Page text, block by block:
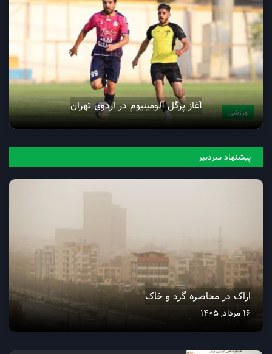
ورزشی آغاز پرگل آلومینیوم در اردوی تهران
پیشنهاد سردبیر
اراک در محاصره گرد و خاک
16 مرداد, 1405